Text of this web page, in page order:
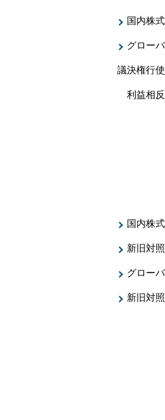
国内株
グロー
議決権行
利益相
国内株
新旧対
グロー
新旧対